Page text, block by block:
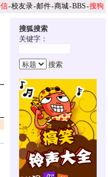
-校友录-邮件-商城-BBS-搜狗
搜狐搜索
关键字：